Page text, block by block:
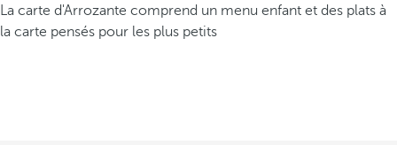
La carte d'Arrozante comprend un menu enfant et des plats à
la carte pensés pour les plus petits